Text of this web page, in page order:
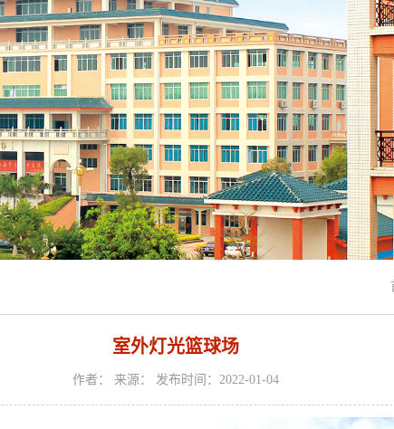
室外灯光篮球场
作者： 来源： 发布时间：2022-01-04